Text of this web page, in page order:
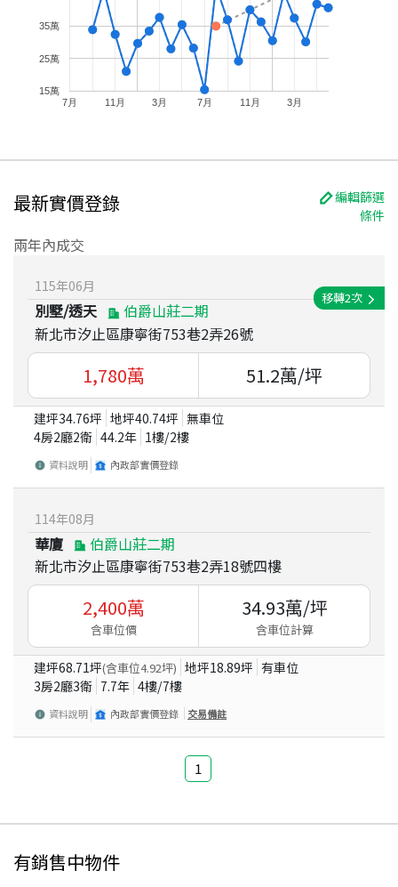
7月 11月 3月 7月 11月 3月
15萬
25萬
35萬
最新實價登錄
編輯篩選
條件
兩年內成交
115年06月
別墅/透天
伯爵山莊二期
新北市汐止區康寧街753巷2弄26號
移轉2次
1,780萬 51.2萬/坪
建坪34.76坪 地坪40.74坪 無車位
4房2廳2衛 44.2年 1樓/2樓
資料說明 內政部實價登錄
114年08月
華廈
伯爵山莊二期
新北市汐止區康寧街753巷2弄18號四樓
2,400萬
含車位價
34.93萬/坪
含車位計算
建坪68.71坪(含車位4.92坪) 地坪18.89坪 有車位
3房2廳3衛 7.7年 4樓/7樓
資料說明 內政部實價登錄 交易備註
1
有銷售中物件